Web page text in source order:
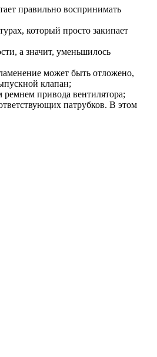
правильно воспринимать
который просто закипает
а значит, уменьшилось
может быть отложено,
клапан;
привода вентилятора;
патрубков. В этом